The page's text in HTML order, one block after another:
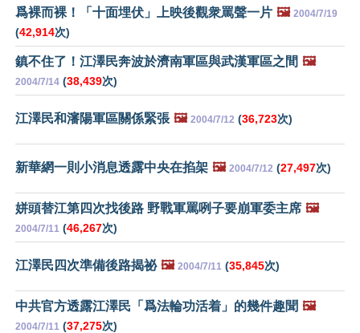
爲裸而裸！「十面埋伏」上映後觀衆罵聲一片 🖼️ 2004/7/19
(42,914次)
鎮不住了！江澤民奔波於濟南軍區與武漢軍區之間 🖼️
2004/7/14 (38,439次)
江澤民和瀋陽軍區關係緊張 🖼️ 2004/7/12 (36,723次)
新華網一則小消息透露中央在掐架 🖼️ 2004/7/12 (27,497次)
姘頭替江第四次找後路 野戰軍罵咧子要崩軍委主席 🖼️
2004/7/11 (46,267次)
江澤民四次準備後路揭祕 🖼️ 2004/7/11 (35,845次)
中共官方透露江澤民「爲法輪功活着」的幾件趣聞 🖼️
2004/7/11 (37,275次)